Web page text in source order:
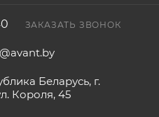
ЗАКАЗАТЬ ЗВОНОК
Беларусь, г.
Короля, 45